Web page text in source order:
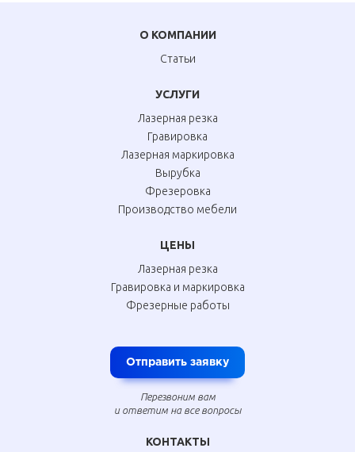
О КОМПАНИИ
Статьи
УСЛУГИ
Лазерная резка
Гравировка
Лазерная маркировка
Вырубка
Фрезеровка
Производство мебели
ЦЕНЫ
Лазерная резка
Гравировка и маркировка
Фрезерные работы
Отправить заявку
Перезвоним вам
и ответим на все вопросы
КОНТАКТЫ